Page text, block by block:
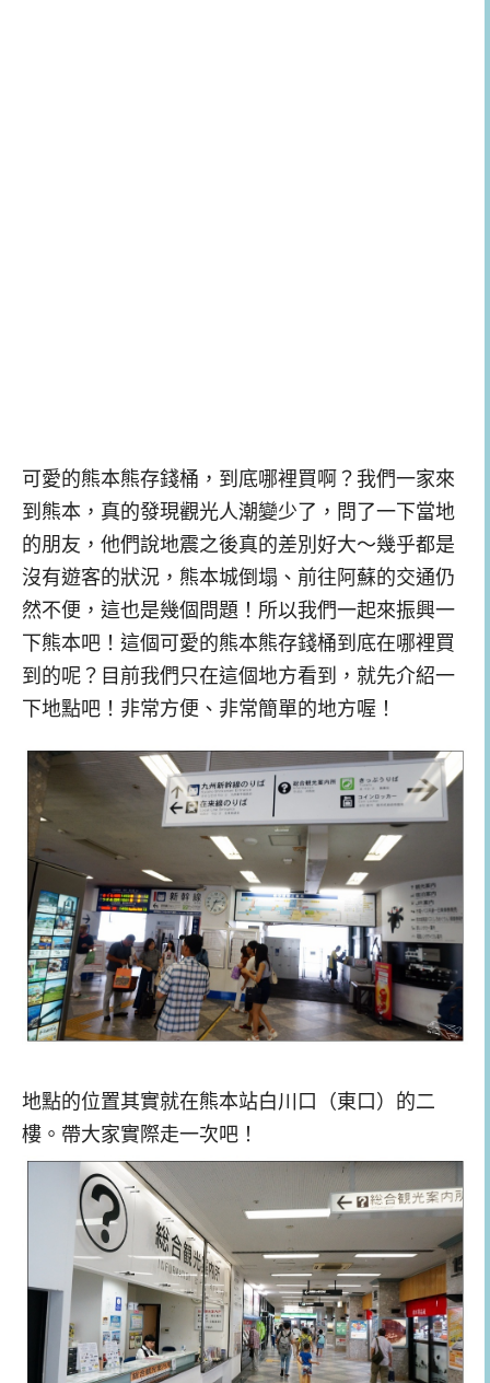
可愛的熊本熊存錢桶，到底哪裡買啊？我們一家來
到熊本，真的發現觀光人潮變少了，問了一下當地
的朋友，他們說地震之後真的差別好大～幾乎都是
沒有遊客的狀況，熊本城倒塌、前往阿蘇的交通仍
然不便，這也是幾個問題！所以我們一起來振興一
下熊本吧！這個可愛的熊本熊存錢桶到底在哪裡買
到的呢？目前我們只在這個地方看到，就先介紹一
下地點吧！非常方便、非常簡單的地方喔！
地點的位置其實就在熊本站白川口（東口）的二
樓。帶大家實際走一次吧！